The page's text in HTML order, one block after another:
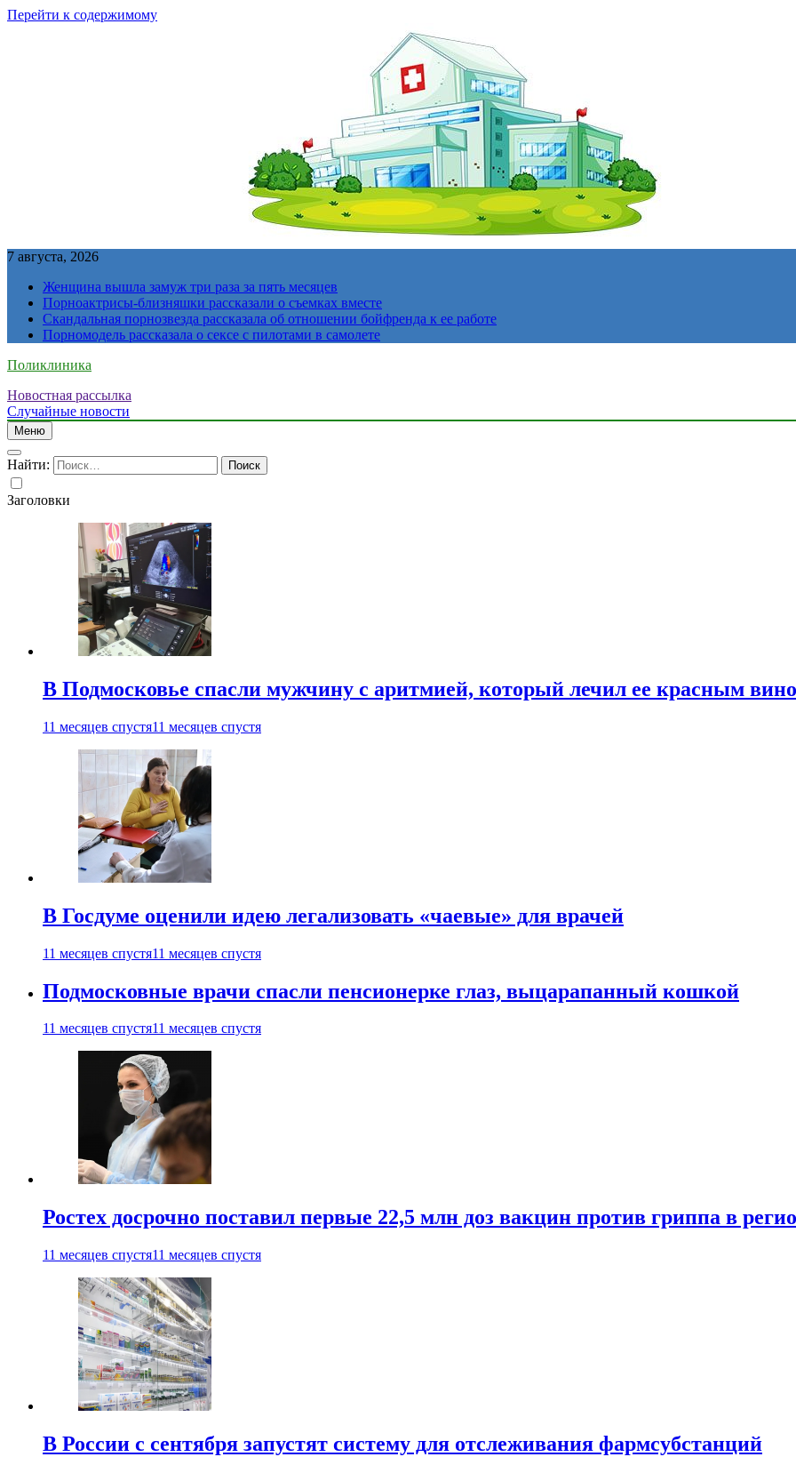
Перейти к содержимому
7 августа, 2026
Женщина вышла замуж три раза за пять месяцев
Порноактрисы-близняшки рассказали о съемках вместе
Скандальная порнозвезда рассказала об отношении бойфренда к ее работе
Порномодель рассказала о сексе с пилотами в самолете
Поликлиника
Новостная рассылка
Случайные новости
Меню
Найти:
Заголовки
В Подмосковье спасли мужчину с аритмией, который лечил ее красным
11 месяцев спустя11 месяцев спустя
В Госдуме оценили идею легализовать «чаевые» для врачей
11 месяцев спустя11 месяцев спустя
Подмосковные врачи спасли пенсионерке глаз, выцарапанный кошкой
11 месяцев спустя11 месяцев спустя
Ростех досрочно поставил первые 22,5 млн доз вакцин против гриппа в
11 месяцев спустя11 месяцев спустя
В России с сентября запустят систему для отслеживания фармсубстанций